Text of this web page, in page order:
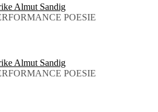
Almut Sandig
POESIE
Almut Sandig
POESIE